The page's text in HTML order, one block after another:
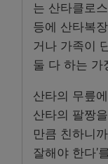
는 산타클로
등에 산타복
거나 가족이
둘 다 하는 가
산타의 무릎
산타의 팔짱
만큼 친하니
잘해야 한다’